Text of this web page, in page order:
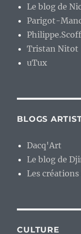
Dacq'Art
Le blog de
Les créations
Jérome
MacLane
Kylie Ravera